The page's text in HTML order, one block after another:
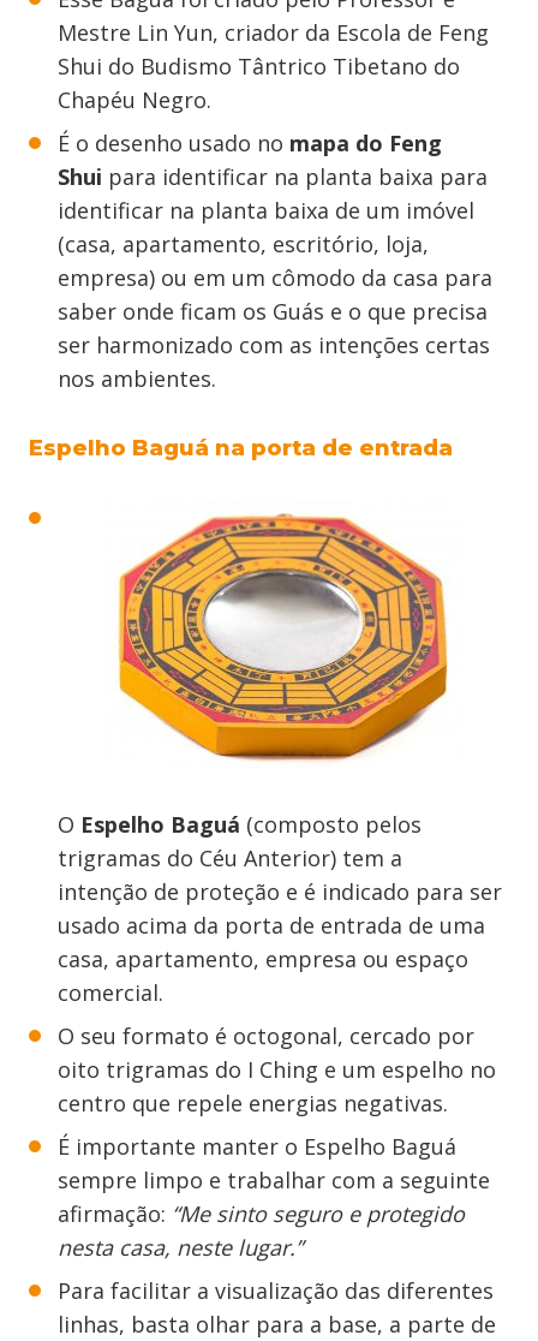
Mestre Lin Yun, criador da Escola de Feng
Shui do Budismo Tântrico Tibetano do
Chapéu Negro.
É o desenho usado no mapa do Feng
Shui para identificar na planta baixa para
identificar na planta baixa de um imóvel
(casa, apartamento, escritório, loja,
empresa) ou em um cômodo da casa para
saber onde ficam os Guás e o que precisa
ser harmonizado com as intenções certas
nos ambientes.
Espelho Baguá na porta de entrada
O Espelho Baguá (composto pelos
trigramas do Céu Anterior) tem a
intenção de proteção e é indicado para ser
usado acima da porta de entrada de uma
casa, apartamento, empresa ou espaço
comercial.
O seu formato é octogonal, cercado por
oito trigramas do I Ching e um espelho no
centro que repele energias negativas.
É importante manter o Espelho Baguá
sempre limpo e trabalhar com a seguinte
afirmação: “Me sinto seguro e protegido
nesta casa, neste lugar.”
Para facilitar a visualização das diferentes
linhas, basta olhar para a base, a parte de